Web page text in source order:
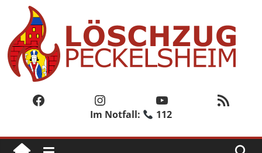
springen
Löschzug
Peckelsheim
Löschzug
Facebook Instagram YouTube RSS-Feed
Im Notfall: 112